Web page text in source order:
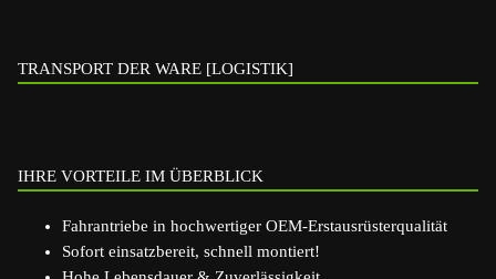
TRANSPORT DER WARE [LOGISTIK]
IHRE VORTEILE IM ÜBERBLICK
Fahrantriebe in hochwertiger OEM-Erstausrüsterqualität
Sofort einsatzbereit, schnell montiert!